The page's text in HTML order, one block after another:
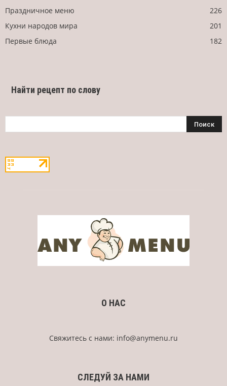
Праздничное меню
226
Кухни народов мира
201
Первые блюда
182
Найти рецепт по слову
О НАС
Свяжитесь с нами: info@anymenu.ru
СЛЕДУЙ ЗА НАМИ